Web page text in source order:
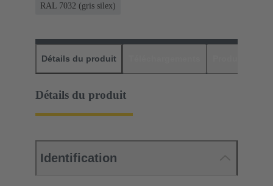
RAL 7032 (gris silex)
Détails du produit
Détails du produit
Identification